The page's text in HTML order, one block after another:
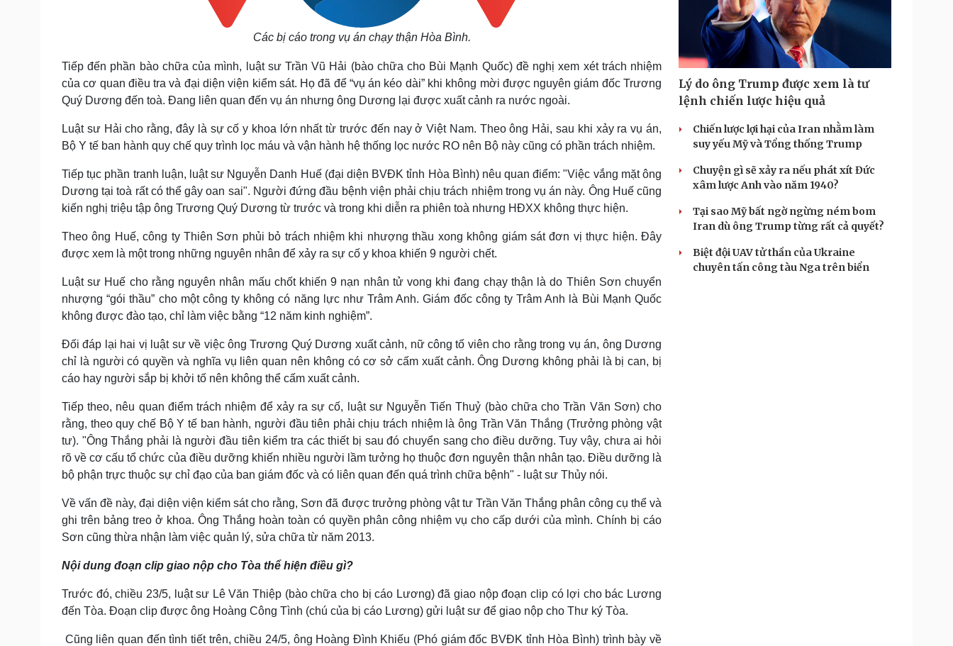
Các bị cáo trong vụ án chạy thận Hòa Bình.
Tiếp đến phần bào chữa của mình, luật sư Trần Vũ Hải (bào chữa cho Bùi Mạnh Quốc) đề nghị xem xét trách nhiệm
của cơ quan điều tra và đại diện viện kiểm sát. Họ đã để “vụ án kéo dài” khi không mời được nguyên giám đốc Trương
Quý Dương đến toà. Đang liên quan đến vụ án nhưng ông Dương lại được xuất cảnh ra nước ngoài.
Luật sư Hải cho rằng, đây là sự cố y khoa lớn nhất từ trước đến nay ở Việt Nam. Theo ông Hải, sau khi xảy ra vụ án,
Bộ Y tế ban hành quy chế quy trình lọc máu và vận hành hệ thống lọc nước RO nên Bộ này cũng có phần trách nhiệm.
Tiếp tục phần tranh luận, luật sư Nguyễn Danh Huế (đại diện BVĐK tỉnh Hòa Bình) nêu quan điểm: "Việc vắng mặt ông
Dương tại toà rất có thể gây oan sai". Người đứng đầu bệnh viện phải chịu trách nhiệm trong vụ án này. Ông Huế cũng
kiến nghị triệu tập ông Trương Quý Dương từ trước và trong khi diễn ra phiên toà nhưng HĐXX không thực hiện.
Theo ông Huế, công ty Thiên Sơn phủi bỏ trách nhiệm khi nhượng thầu xong không giám sát đơn vị thực hiện. Đây
được xem là một trong những nguyên nhân để xảy ra sự cố y khoa khiến 9 người chết.
Luật sư Huế cho rằng nguyên nhân mấu chốt khiến 9 nạn nhân tử vong khi đang chạy thận là do Thiên Sơn chuyển
nhượng “gói thầu” cho một công ty không có năng lực như Trâm Anh. Giám đốc công ty Trâm Anh là Bùi Mạnh Quốc
không được đào tạo, chỉ làm việc bằng “12 năm kinh nghiệm”.
Đối đáp lại hai vị luật sư về việc ông Trương Quý Dương xuất cảnh, nữ công tố viên cho rằng trong vụ án, ông Dương
chỉ là người có quyền và nghĩa vụ liên quan nên không có cơ sở cấm xuất cảnh. Ông Dương không phải là bị can, bị
cáo hay người sắp bị khởi tố nên không thể cấm xuất cảnh.
Tiếp theo, nêu quan điểm trách nhiệm để xảy ra sự cố, luật sư Nguyễn Tiến Thuỷ (bào chữa cho Trần Văn Sơn) cho
rằng, theo quy chế Bộ Y tế ban hành, người đầu tiên phải chịu trách nhiệm là ông Trần Văn Thắng (Trưởng phòng vật
tư). "Ông Thắng phải là người đầu tiên kiểm tra các thiết bị sau đó chuyển sang cho điều dưỡng. Tuy vậy, chưa ai hỏi
rõ về cơ cấu tổ chức của điều dưỡng khiến nhiều người lầm tưởng họ thuộc đơn nguyên thận nhân tạo. Điều dưỡng là
bộ phận trực thuộc sự chỉ đạo của ban giám đốc và có liên quan đến quá trình chữa bệnh" - luật sư Thủy nói.
Về vấn đề này, đại diện viện kiểm sát cho rằng, Sơn đã được trưởng phòng vật tư Trần Văn Thắng phân công cụ thể và
ghi trên bảng treo ở khoa. Ông Thắng hoàn toàn có quyền phân công nhiệm vụ cho cấp dưới của mình. Chính bị cáo
Sơn cũng thừa nhận làm việc quản lý, sửa chữa từ năm 2013.
Nội dung đoạn clip giao nộp cho Tòa thể hiện điều gì?
Trước đó, chiều 23/5, luật sư Lê Văn Thiệp (bào chữa cho bị cáo Lương) đã giao nộp đoạn clip có lợi cho bác Lương
đến Tòa. Đoạn clip được ông Hoàng Công Tình (chú của bị cáo Lương) gửi luật sư để giao nộp cho Thư ký Tòa.
Cũng liên quan đến tình tiết trên, chiều 24/5, ông Hoàng Đình Khiếu (Phó giám đốc BVĐK tỉnh Hòa Bình) trình bày về
Lý do ông Trump được xem là tư
lệnh chiến lược hiệu quả
Chiến lược lợi hại của Iran nhằm làm
suy yếu Mỹ và Tổng thống Trump
Chuyện gì sẽ xảy ra nếu phát xít Đức
xâm lược Anh vào năm 1940?
Tại sao Mỹ bất ngờ ngừng ném bom
Iran dù ông Trump từng rất cả quyết?
Biệt đội UAV tử thần của Ukraine
chuyên tấn công tàu Nga trên biển